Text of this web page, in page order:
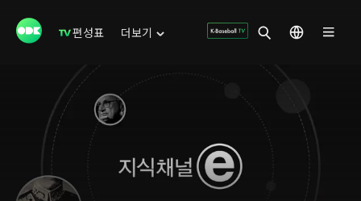
편성표 더보기